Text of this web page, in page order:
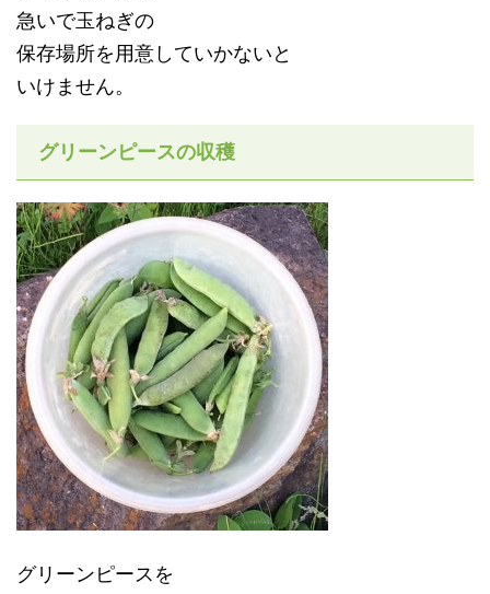
急いで玉ねぎの
保存場所を用意していかないと
いけません。
グリーンピースの収穫
グリーンピースを